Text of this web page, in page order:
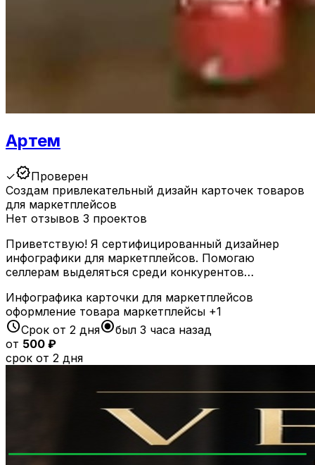
Артем
✓verifiedПроверен
Создам привлекательный дизайн карточек товаров
для маркетплейсов
Нет отзывов 3 проектов
Приветствую! Я сертифицированный дизайнер
инфографики для маркетплейсов. Помогаю
селлерам выделяться среди конкурентов…
Инфографика карточки для маркетплейсов
оформление товара маркетплейсы +1
scheduleСрок от 2 дняradio_button_checkedбыл 3 часа назад
от 500 ₽
срок от 2 дня